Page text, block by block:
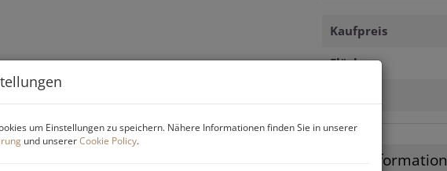
Kaufpreis
Fläche
Preisinformation
um Einstellungen zu speichern. Nähere Informationen finden Sie in unserer
und unsererCookie Policy.